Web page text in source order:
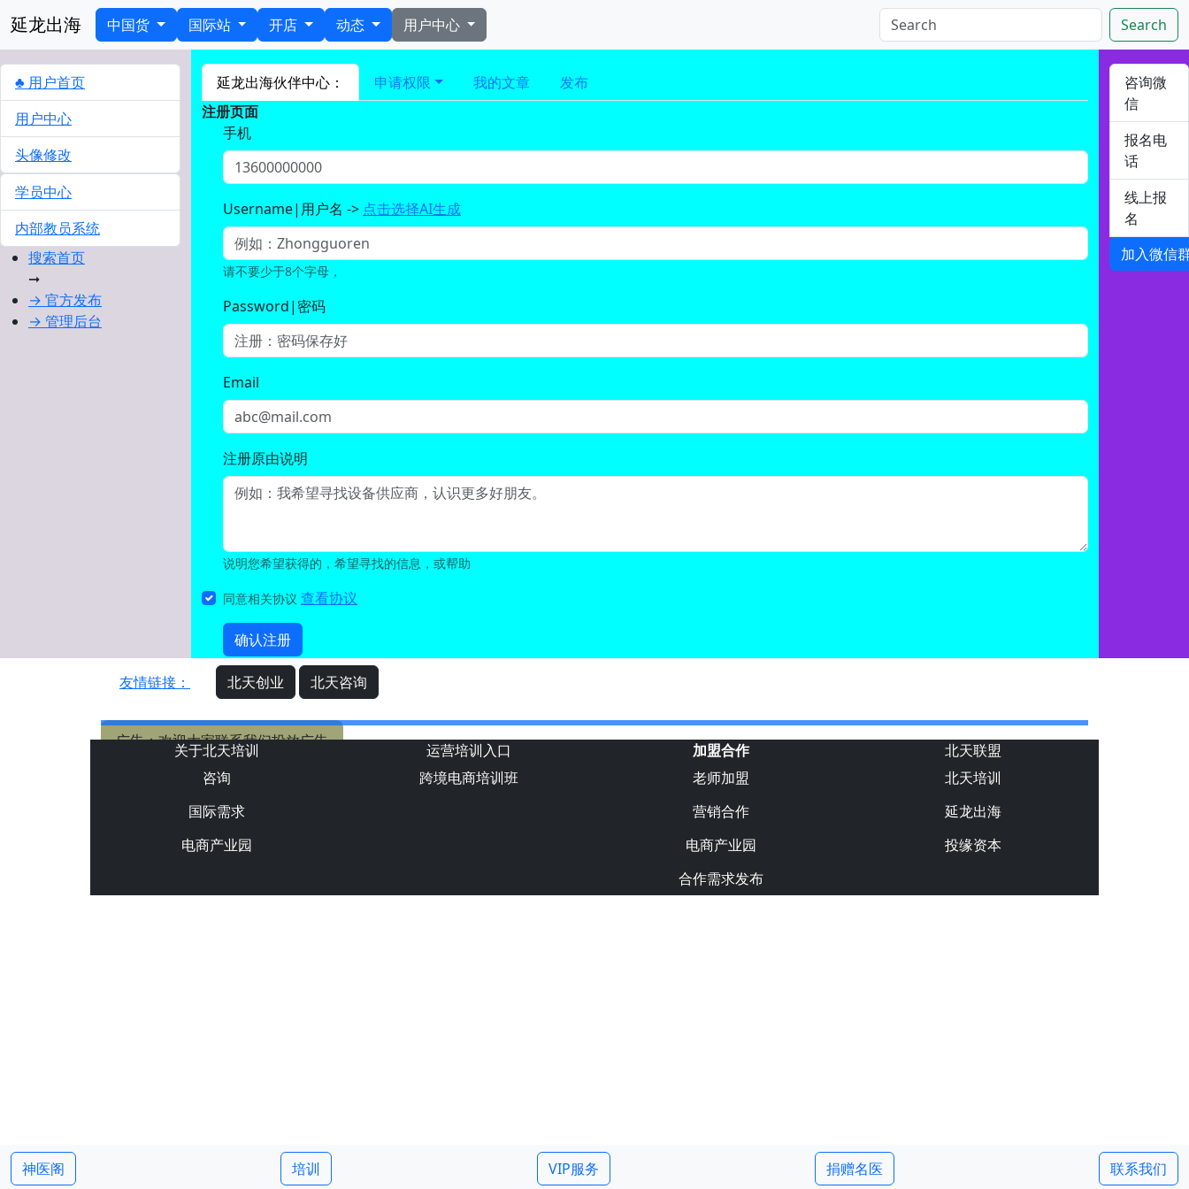
延龙出海 中国货 国际站 开店 动态 用户中心 Search
♣ 用户首页
用户中心
头像修改
学员中心
内部教员系统
搜索首页
➞
→ 官方发布
→ 管理后台
延龙出海伙伴中心： 申请权限 我的文章
发布
注册页面
手机
Username|用户名 -> 点击选择AI生成
请不要少于8个字母，
Password|密码
Email
注册原由说明
说明您希望获得的，希望寻找的信息，或帮助
同意相关协议 查看协议
确认注册
咨询微
信
报名电
话
线上报
名
加入微信
友情链接： 北天创业 北天咨询
广告：欢迎大家联系我们投放广告
关于北天培训
咨询
国际需求
电商产业园
运营培训入口
跨境电商培训班
加盟合作
老师加盟
营销合作
电商产业园
合作需求发布
北天联盟
北天培训
延龙出海
投缘资本
神医阁 培训 VIP服务 捐赠名医 联系我们